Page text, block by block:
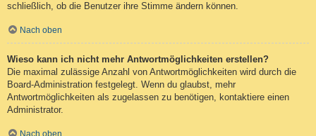
schließlich, ob die Benutzer ihre Stimme ändern können.
Nach oben
Wieso kann ich nicht mehr Antwortmöglichkeiten erstellen?
Die maximal zulässige Anzahl von Antwortmöglichkeiten wird durch die
Board-Administration festgelegt. Wenn du glaubst, mehr
Antwortmöglichkeiten als zugelassen zu benötigen, kontaktiere einen
Administrator.
Nach oben